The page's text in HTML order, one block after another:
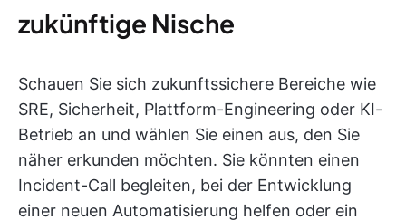
zukünftige Nische
Schauen Sie sich zukunftssichere Bereiche wie
SRE, Sicherheit, Plattform-Engineering oder KI-
Betrieb an und wählen Sie einen aus, den Sie
näher erkunden möchten. Sie könnten einen
Incident-Call begleiten, bei der Entwicklung
einer neuen Automatisierung helfen oder ein